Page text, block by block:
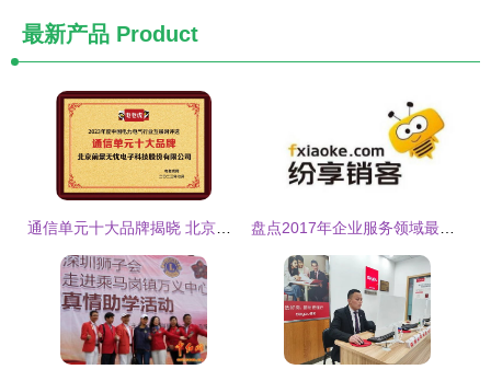
最新产品 Product